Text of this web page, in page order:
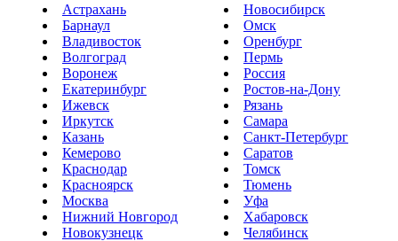
Астрахань
Барнаул
Владивосток
Волгоград
Воронеж
Екатеринбург
Ижевск
Иркутск
Казань
Кемерово
Краснодар
Красноярск
Москва
Нижний Новгород
Новокузнецк
Новосибирск
Омск
Оренбург
Пермь
Россия
Ростов-на-Дону
Рязань
Самара
Санкт-Петербург
Саратов
Томск
Тюмень
Уфа
Хабаровск
Челябинск